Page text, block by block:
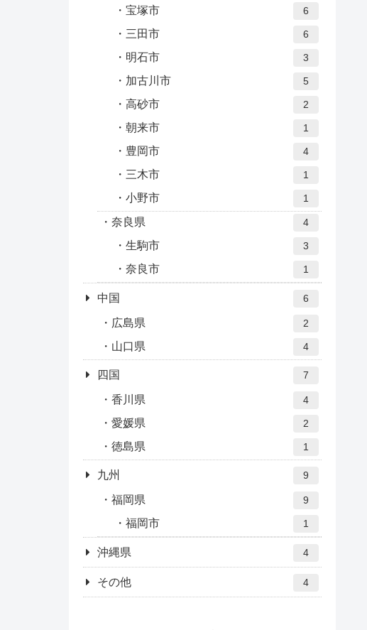
宝塚市 6
三田市 6
明石市 3
加古川市 5
高砂市 2
朝来市 1
豊岡市 4
三木市 1
小野市 1
奈良県 4
生駒市 3
奈良市 1
中国 6
広島県 2
山口県 4
四国 7
香川県 4
愛媛県 2
徳島県 1
九州 9
福岡県 9
福岡市 1
沖縄県 4
その他 4